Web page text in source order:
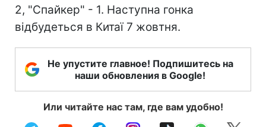
2, "Спайкер" - 1. Наступна гонка
відбудеться в Китаї 7 жовтня.
Не упустите главное! Подпишитесь на
наши обновления в Google!
Или читайте нас там, где вам удобно!